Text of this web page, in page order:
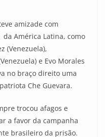
amizade com
América Latina, como
(Venezuela),
e Evo Morales
no braço direito uma
Che Guevara.
trocou afagos e
a favor da campanha
brasileiro da prisão.